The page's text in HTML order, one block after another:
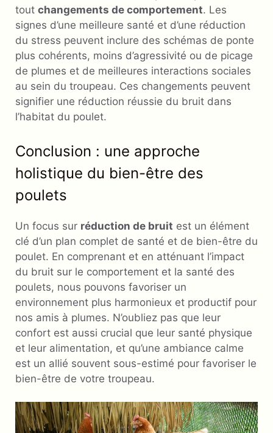
tout changements de comportement. Les
signes d’une meilleure santé et d’une réduction
du stress peuvent inclure des schémas de ponte
plus cohérents, moins d’agressivité ou de picage
de plumes et de meilleures interactions sociales
au sein du troupeau. Ces changements peuvent
signifier une réduction réussie du bruit dans
l’habitat du poulet.
Conclusion : une approche
holistique du bien-être des
poulets
Un focus sur réduction de bruit est un élément
clé d’un plan complet de santé et de bien-être du
poulet. En comprenant et en atténuant l’impact
du bruit sur le comportement et la santé des
poulets, nous pouvons favoriser un
environnement plus harmonieux et productif pour
nos amis à plumes. N’oubliez pas que leur
confort est aussi crucial que leur santé physique
et leur alimentation, et qu’une ambiance calme
est un allié souvent sous-estimé pour favoriser le
bien-être de votre troupeau.